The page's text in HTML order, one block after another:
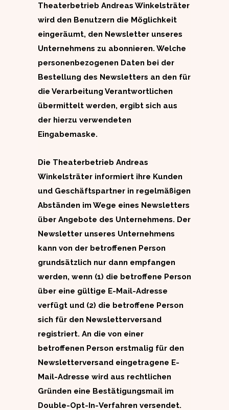
Theaterbetrieb Andreas Winkelsträter
wird den Benutzern die Möglichkeit
eingeräumt, den Newsletter unseres
Unternehmens zu abonnieren. Welche
personenbezogenen Daten bei der
Bestellung des Newsletters an den für
die Verarbeitung Verantwortlichen
übermittelt werden, ergibt sich aus
der hierzu verwendeten
Eingabemaske.
Die Theaterbetrieb Andreas
Winkelsträter informiert ihre Kunden
und Geschäftspartner in regelmäßigen
Abständen im Wege eines Newsletters
über Angebote des Unternehmens. Der
Newsletter unseres Unternehmens
kann von der betroffenen Person
grundsätzlich nur dann empfangen
werden, wenn (1) die betroffene Person
über eine gültige E-Mail-Adresse
verfügt und (2) die betroffene Person
sich für den Newsletterversand
registriert. An die von einer
betroffenen Person erstmalig für den
Newsletterversand eingetragene E-
Mail-Adresse wird aus rechtlichen
Gründen eine Bestätigungsmail im
Double-Opt-In-Verfahren versendet.